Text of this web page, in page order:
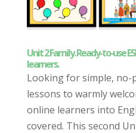
Unit 2 Family. Ready-to-use
learners.
Looking for simple, no-
lessons to warmly
online learners into
covered. This second